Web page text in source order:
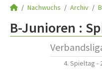
Nachwuchs Archiv
B-Junioren :
4. Spieltag -